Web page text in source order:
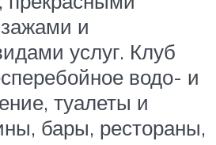
и
услуг. Клуб
водо- и
туалеты и
бары, рестораны,